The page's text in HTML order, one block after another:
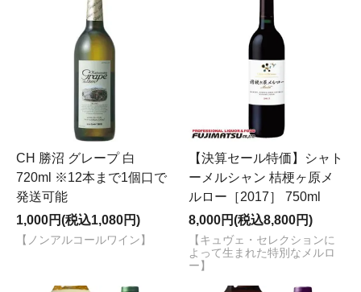
CH 勝沼 グレープ 白
720ml ※12本まで1個口で
発送可能
1,000円(税込1,080円)
【ノンアルコールワイン】
【決算セール特価】シャト
ーメルシャン 桔梗ヶ原メ
ルロー［2017］ 750ml
8,000円(税込8,800円)
【キュヴェ・セレクションに
よって生まれた特別なメルロ
ー】